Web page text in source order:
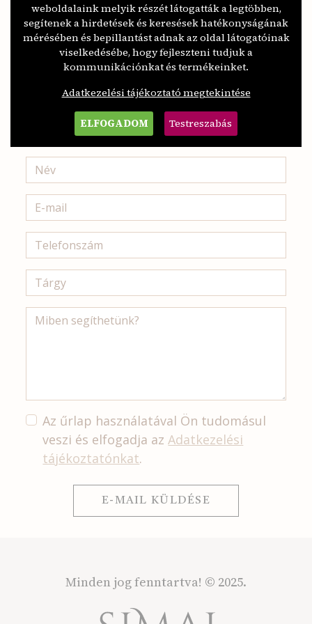
ÉRDEKEL
ÍRJON NEKÜNK!
Az űrlap használatával Ön tudomásul
veszi és elfogadja azAdatkezelési
tájékoztatónkat.
E-MAIL KÜLDÉSE
Minden jog fenntartva! © 2025.
weboldalaink melyik részét látogatták a legtöbben,
segítenek a hirdetések és keresések hatékonyságának
mérésében és bepillantást adnak az oldal látogatóinak
viselkedésébe, hogy fejleszteni tudjuk a
kommunikációnkat és termékeinket.
Adatkezelési tájékoztató megtekintése
ELFOGADOM Testreszabás